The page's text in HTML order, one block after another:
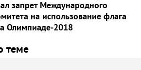
запрет Международного
на использование флага
Олимпиаде-2018
теме